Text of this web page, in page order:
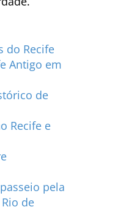
do Recife
Antigo em
de
Recife e
pela
de